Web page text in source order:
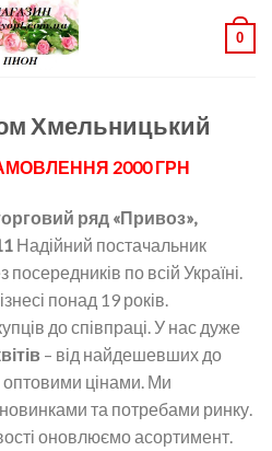
0
Хмельницький
2000 ГРН
ряд «Привоз»,
Надійний постачальник
посередників по всій Україні.
понад 19 років.
до співпраці. У нас дуже
– від найдешевших до
оптовими цінами. Ми
та потребами ринку.
оновлюємо асортимент.